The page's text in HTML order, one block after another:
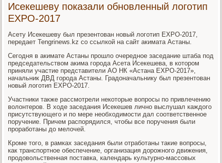
Исекешеву показали обновленный логотип
EXPO-2017
Асету Исекешеву был презентован новый логотип EXPO-2017,
передает Tengrinews.kz со ссылкой на сайт акимата Астаны.
Сегодня в акимате Астаны прошло очередное заседание штаба под
председательством акима города Асета Исекешева, в котором
приняли участие представители АО НК «Астана EXPO-2017»,
начальник ДВД города Астаны. Градоначальнику был презентован
новый логотип EXPO-2017.
Участники также рассмотрели некоторые вопросы по привлечению
волонтеров. В ходе заседания Исекешев лично выслушал каждого
присутствующего и по мере необходимости дал соответственное
поручение. Причем распорядился, чтобы все поручения были
проработаны до мелочей.
Кроме того, в рамках заседания были отработаны такие вопросы,
как транспортное обеспечение, организация дорожного движения,
продовольственная поставка, календарь культурно-массовых